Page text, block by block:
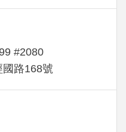
#2080
路168號